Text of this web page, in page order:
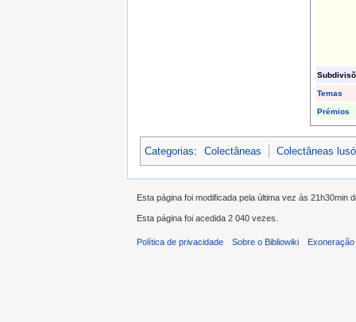
Temas
Prémios
Categorias: Colectâneas Colectâneas
Esta página foi modificada pela última vez às 21h30min
Esta página foi acedida 2 040 vezes.
Política de privacidade Sobre o Bibliowiki